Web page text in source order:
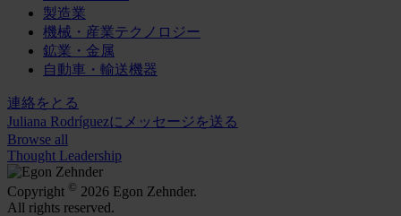
製造業
機械・産業テクノロジー
鉱業・金属
自動車・輸送機器
連絡をとる
Juliana Rodríguezにメッセージを送る
Browse all
Thought Leadership
Copyright © 2026 Egon Zehnder.
All rights reserved.